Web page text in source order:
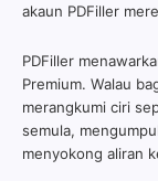
akaun PDFiller
PDFiller
Premium. Walau
merangkumi ciri
semula,
menyokong aliran